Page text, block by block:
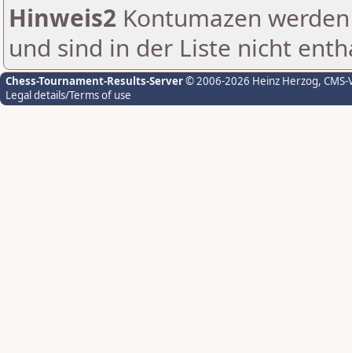
Hinweis2 Kontumazen
und sind in der Liste nicht
Chess-Tournament-Results-Server© 2006-2026 Heinz Herzog,
Legal details/Terms of use